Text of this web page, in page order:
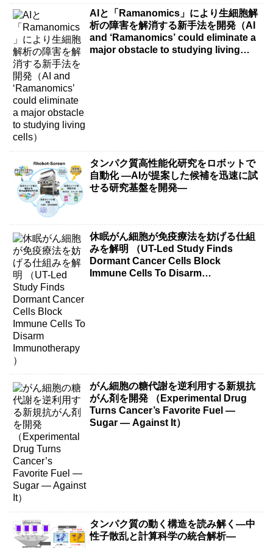
AIと「Ramanomics」により生細胞解
析の障害を解消する新手法を開発（AI
and ‘Ramanomics’ could eliminate a
major obstacle to studying living
タンパク質高性能化研究をロボットで
自動化 ―AIが提案した候補を迅速に試
せる研究基盤を開発―
休眠がん細胞が免疫療法を妨げる仕組
みを解明 （UT-Led Study Finds
Dormant Cancer Cells Block
Immune Cells To Disarm
がん細胞の糖代謝を逆利用する新規抗
がん剤を開発 （Experimental Drug
Turns Cancer’s Favorite Fuel —
Sugar — Against It）
タンパク質の動く構造を読み解く―中
性子散乱と計算科学の統合解析―